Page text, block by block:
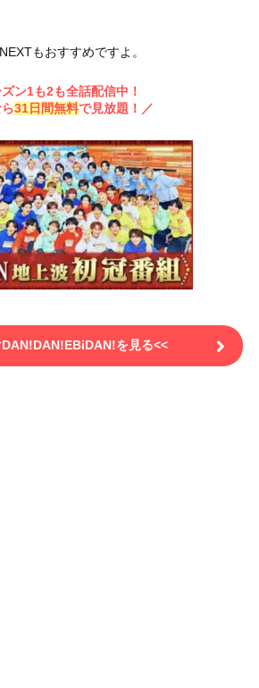
もおすすめですよ。
ン1も2も全話配信中！
31日間無料で見放題！／
を見る<<